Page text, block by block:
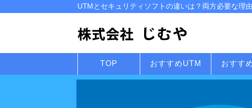
UTMとセキュリティソフトの違いは？両方必要な理
TOP おすすめUTM おすす